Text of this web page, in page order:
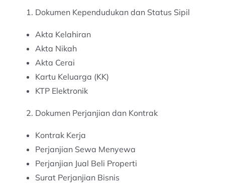
Dokumen Kependudukan dan Status Sipil
Akta Kelahiran
Akta Nikah
Akta Cerai
Kartu Keluarga (KK)
KTP Elektronik
Dokumen Perjanjian dan Kontrak
Kontrak Kerja
Perjanjian Sewa Menyewa
Perjanjian Jual Beli Properti
Surat Perjanjian Bisnis